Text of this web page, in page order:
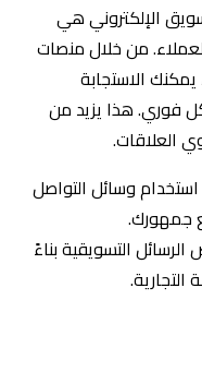
الإلكتروني هي
من خلال منصات
يمكنك الاستجابة
فوري. هذا يزيد من
العلاقات.
وسائل التواصل
جمهورك.
التسويقية بناءً